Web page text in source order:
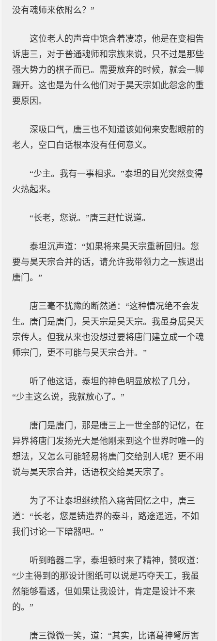
没有魂师来依附么？”
这位老人的声音中饱含着凄凉，他是在变相告
诉唐三，对于普通魂师和宗族来说，只不过是那些
强大势力的棋子而已。需要放弃的时候，就会一脚
踹开。这也是为什么他们对于昊天宗如此怨念的重
要原因。
深吸口气，唐三也不知道该如何来安慰眼前的
老人，空口白话根本没有任何意义。
“少主。我有一事相求。”泰坦的目光突然变得
火热起来。
“长老，您说。”唐三赶忙说道。
泰坦沉声道：“如果将来昊天宗重新回归。您
要与昊天宗合并的话，请允许我带领力之一族退出
唐门。”
唐三毫不犹豫的断然道：“这种情况绝不会发
生。唐门是唐门，昊天宗是昊天宗。我虽身属昊天
宗传人。但我从来也没想过要将唐门建立成一个魂
师宗门，更不可能与昊天宗合并。”
听了他这话，泰坦的神色明显放松了几分，
“少主这么说，我就放心了。”
唐门是唐门，那是唐三上一世全部的记忆，在
异界将唐门发扬光大是他刚来到这个世界时唯一的
想法，又怎么可能轻易将唐门交给别人呢？更不用
说与昊天宗合并，话语权交给昊天宗了。
为了不让泰坦继续陷入痛苦回忆之中，唐三
道：“长老，您是铸造界的泰斗，路途遥远，不如
我们讨论一下暗器吧。”
听到暗器二字，泰坦顿时来了精神，赞叹道：
“少主得到的那设计图纸可以说是巧夺天工，我虽
然能够看透，但如果让我设计，肯定是设计不来
的。”
唐三微微一笑，道：“其实，比诸葛神弩厉害